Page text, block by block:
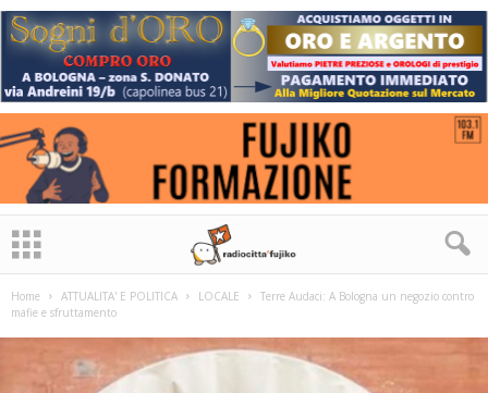
Home ATTUALITA' E POLITICA LOCALE
Terre Audaci: A Bologna un negozio contro
mafie e sfruttamento